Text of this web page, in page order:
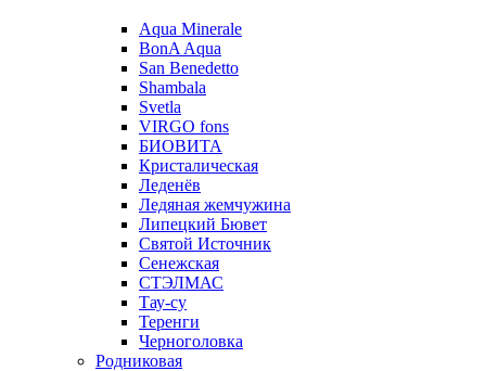
Aqua Minerale
BonA Aqua
San Benedetto
Shambala
Svetla
VIRGO fons
БИОВИТА
Кристалическая
Леденёв
Ледяная жемчужина
Липецкий Бювет
Святой Источник
Сенежская
СТЭЛМАС
Тау-су
Теренги
Черноголовка
Родниковая